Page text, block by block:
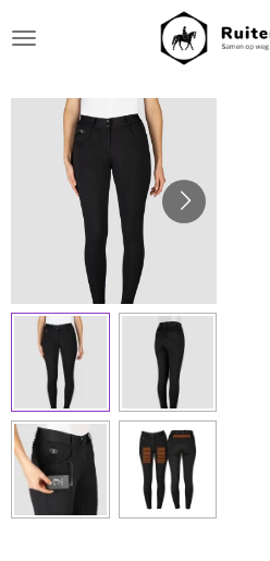
direct
de
hoofdinhoud